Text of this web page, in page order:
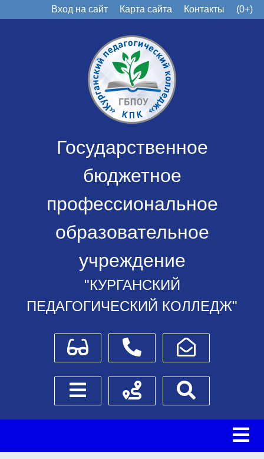
Вход на сайт Карта сайта Контакты (0+)
Государственное
бюджетное
профессиональное
образовательное
учреждение
"КУРГАНСКИЙ
ПЕДАГОГИЧЕСКИЙ КОЛЛЕДЖ"
Для слабовидящихТелефоныНаписать обращение
Боковое менюСхема проезда